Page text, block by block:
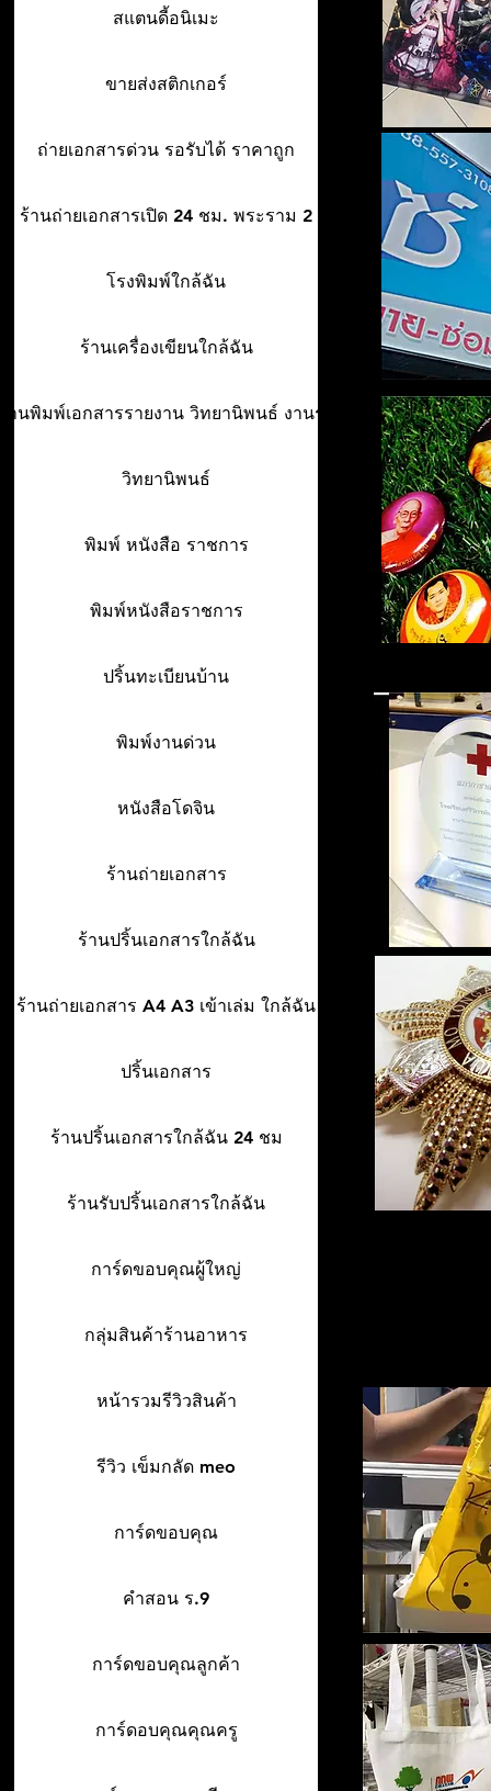
สแตนดี้อนิเมะ
ขายส่งสติกเกอร์
ถ่ายเอกสารด่วน รอรับได้ ราคาถูก
ร้านถ่ายเอกสารเปิด 24 ชม. พระราม 2
โรงพิมพ์ใกล้ฉัน
ร้านเครื่องเขียนใกล้ฉัน
านพิมพ์เอกสารรายงาน วิทยานิพนธ์ งานรา
วิทยานิพนธ์
พิมพ์ หนังสือ ราชการ
พิมพ์หนังสือราชการ
ปริ้นทะเบียนบ้าน
พิมพ์งานด่วน
หนังสือโดจิน
ร้านถ่ายเอกสาร
ร้านปริ้นเอกสารใกล้ฉัน
ร้านถ่ายเอกสาร A4 A3 เข้าเล่ม ใกล้ฉัน
ปริ้นเอกสาร
ร้านปริ้นเอกสารใกล้ฉัน 24 ชม
ร้านรับปริ้นเอกสารใกล้ฉัน
การ์ดขอบคุณผู้ใหญ่
กลุ่มสินค้าร้านอาหาร
หน้ารวมรีวิวสินค้า
รีวิว เข็มกลัด meo
การ์ดขอบคุณ
คำสอน ร.9
การ์ดขอบคุณลูกค้า
การ์ดอบคุณคุณครู